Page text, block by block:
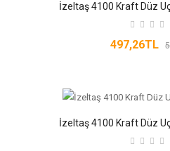
İzeltaş 4100 Kraft Düz
497,26TL
İzeltaş 4100 Kraft Düz